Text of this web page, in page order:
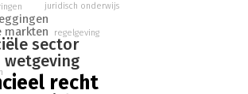
gereguleerd en waarom ze worden
wordt enkel de hoofdlijn geschetst, met
verwijzingen naar regelgeving en
verwijzingen naar literatuur, zodat
verder kunnen graven.
recht
wetgeving
sector
markten regelgeving
juridisch onderwijs